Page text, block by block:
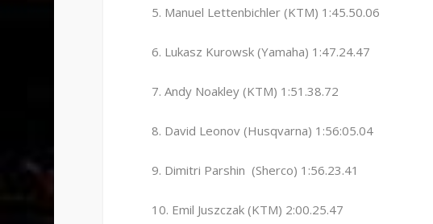
5. Manuel Lettenbichler (KTM) 1:45.50.06
6. Lukasz Kurowsk (Yamaha) 1:47.24.47
7. Andy Noakley (KTM) 1:51.38.72
8. David Leonov (Husqvarna) 1:56:05.04
9. Dimitri Parshin (Sherco) 1:56.23.41
10. Emil Juszczak (KTM) 2:00.25.47